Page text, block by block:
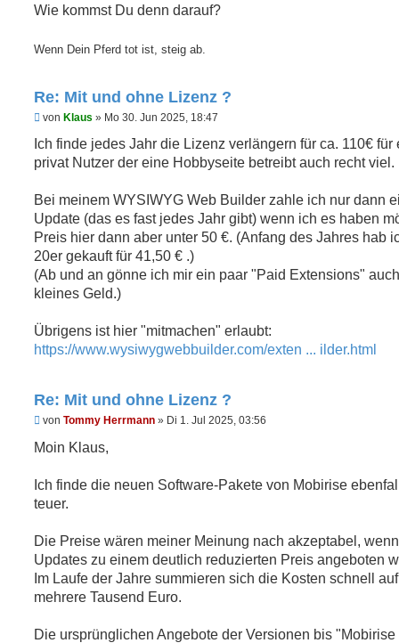
r
i
a
g
Wie kommst Du denn darauf?
Wenn Dein Pferd tot ist, steig ab.
Re: Mit und ohne Lizenz ?
U
g
l
s
e
n
e
r
B
e
i
t
g
von Klaus » Mo 30. Jun 2025, 18:47
Ich finde jedes Jahr die Lizenz verlängern für ca. 110€ für
privat Nutzer der eine Hobbyseite betreibt auch recht viel.
Bei meinem WYSIWYG Web Builder zahle ich nur dann
Update (das es fast jedes Jahr gibt) wenn ich es haben
Preis hier dann aber unter 50 €. (Anfang des Jahres hab
20er gekauft für 41,50 € .)
(Ab und an gönne ich mir ein paar "Paid Extensions"
kleines Geld.)
Übrigens ist hier "mitmachen" erlaubt:
https://www.wysiwygwebbuilder.com/exten ... ilder.html
Re: Mit und ohne Lizenz ?
U
g
e
e
r
B
i
t
g
von Tommy Herrmann » Di 1. Jul 2025, 03:56
Moin Klaus,
Ich finde die neuen Software-Pakete von Mobirise
teuer.
Die Preise wären meiner Meinung nach akzeptabel,
Updates zu einem deutlich reduzierten Preis angeboten
Im Laufe der Jahre summieren sich die Kosten schnell auf
mehrere Tausend Euro.
Die ursprünglichen Angebote der Versionen bis "Mobirise